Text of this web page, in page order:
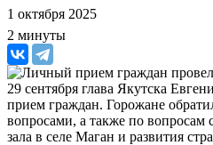
1 октября 2025
2 минуты
29 сентября глава Якутска
прием граждан. Горожане
вопросами, а также по вопросам
зала в селе Маган и развития